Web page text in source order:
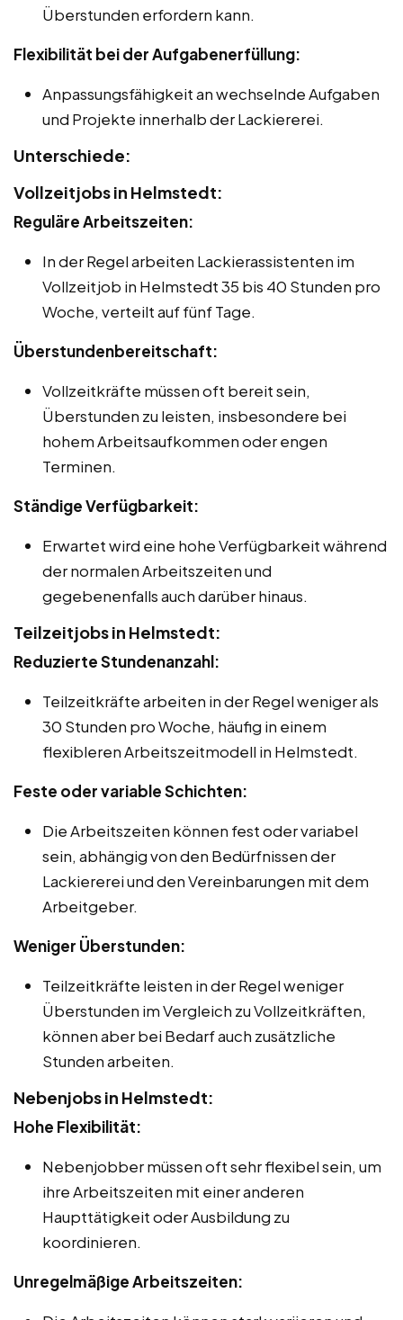
Überstunden erfordern kann.
Flexibilität bei der Aufgabenerfüllung:
Anpassungsfähigkeit an wechselnde Aufgaben
und Projekte innerhalb der Lackiererei.
Unterschiede:
Vollzeitjobs in Helmstedt:
Reguläre Arbeitszeiten:
In der Regel arbeiten Lackierassistenten im
Vollzeitjob in Helmstedt 35 bis 40 Stunden pro
Woche, verteilt auf fünf Tage.
Überstundenbereitschaft:
Vollzeitkräfte müssen oft bereit sein,
Überstunden zu leisten, insbesondere bei
hohem Arbeitsaufkommen oder engen
Terminen.
Ständige Verfügbarkeit:
Erwartet wird eine hohe Verfügbarkeit während
der normalen Arbeitszeiten und
gegebenenfalls auch darüber hinaus.
Teilzeitjobs in Helmstedt:
Reduzierte Stundenanzahl:
Teilzeitkräfte arbeiten in der Regel weniger als
30 Stunden pro Woche, häufig in einem
flexibleren Arbeitszeitmodell in Helmstedt.
Feste oder variable Schichten:
Die Arbeitszeiten können fest oder variabel
sein, abhängig von den Bedürfnissen der
Lackiererei und den Vereinbarungen mit dem
Arbeitgeber.
Weniger Überstunden:
Teilzeitkräfte leisten in der Regel weniger
Überstunden im Vergleich zu Vollzeitkräften,
können aber bei Bedarf auch zusätzliche
Stunden arbeiten.
Nebenjobs in Helmstedt:
Hohe Flexibilität:
Nebenjobber müssen oft sehr flexibel sein, um
ihre Arbeitszeiten mit einer anderen
Haupttätigkeit oder Ausbildung zu
koordinieren.
Unregelmäßige Arbeitszeiten: